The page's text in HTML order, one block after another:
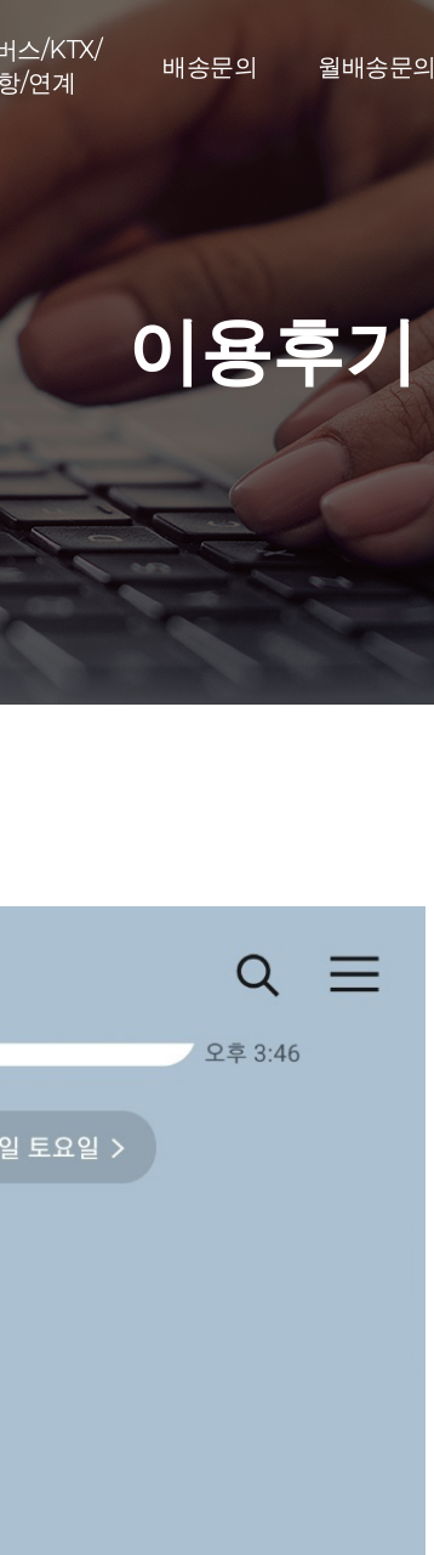
스/KTX/
/연계
배송문의 월배송문의
이용후기